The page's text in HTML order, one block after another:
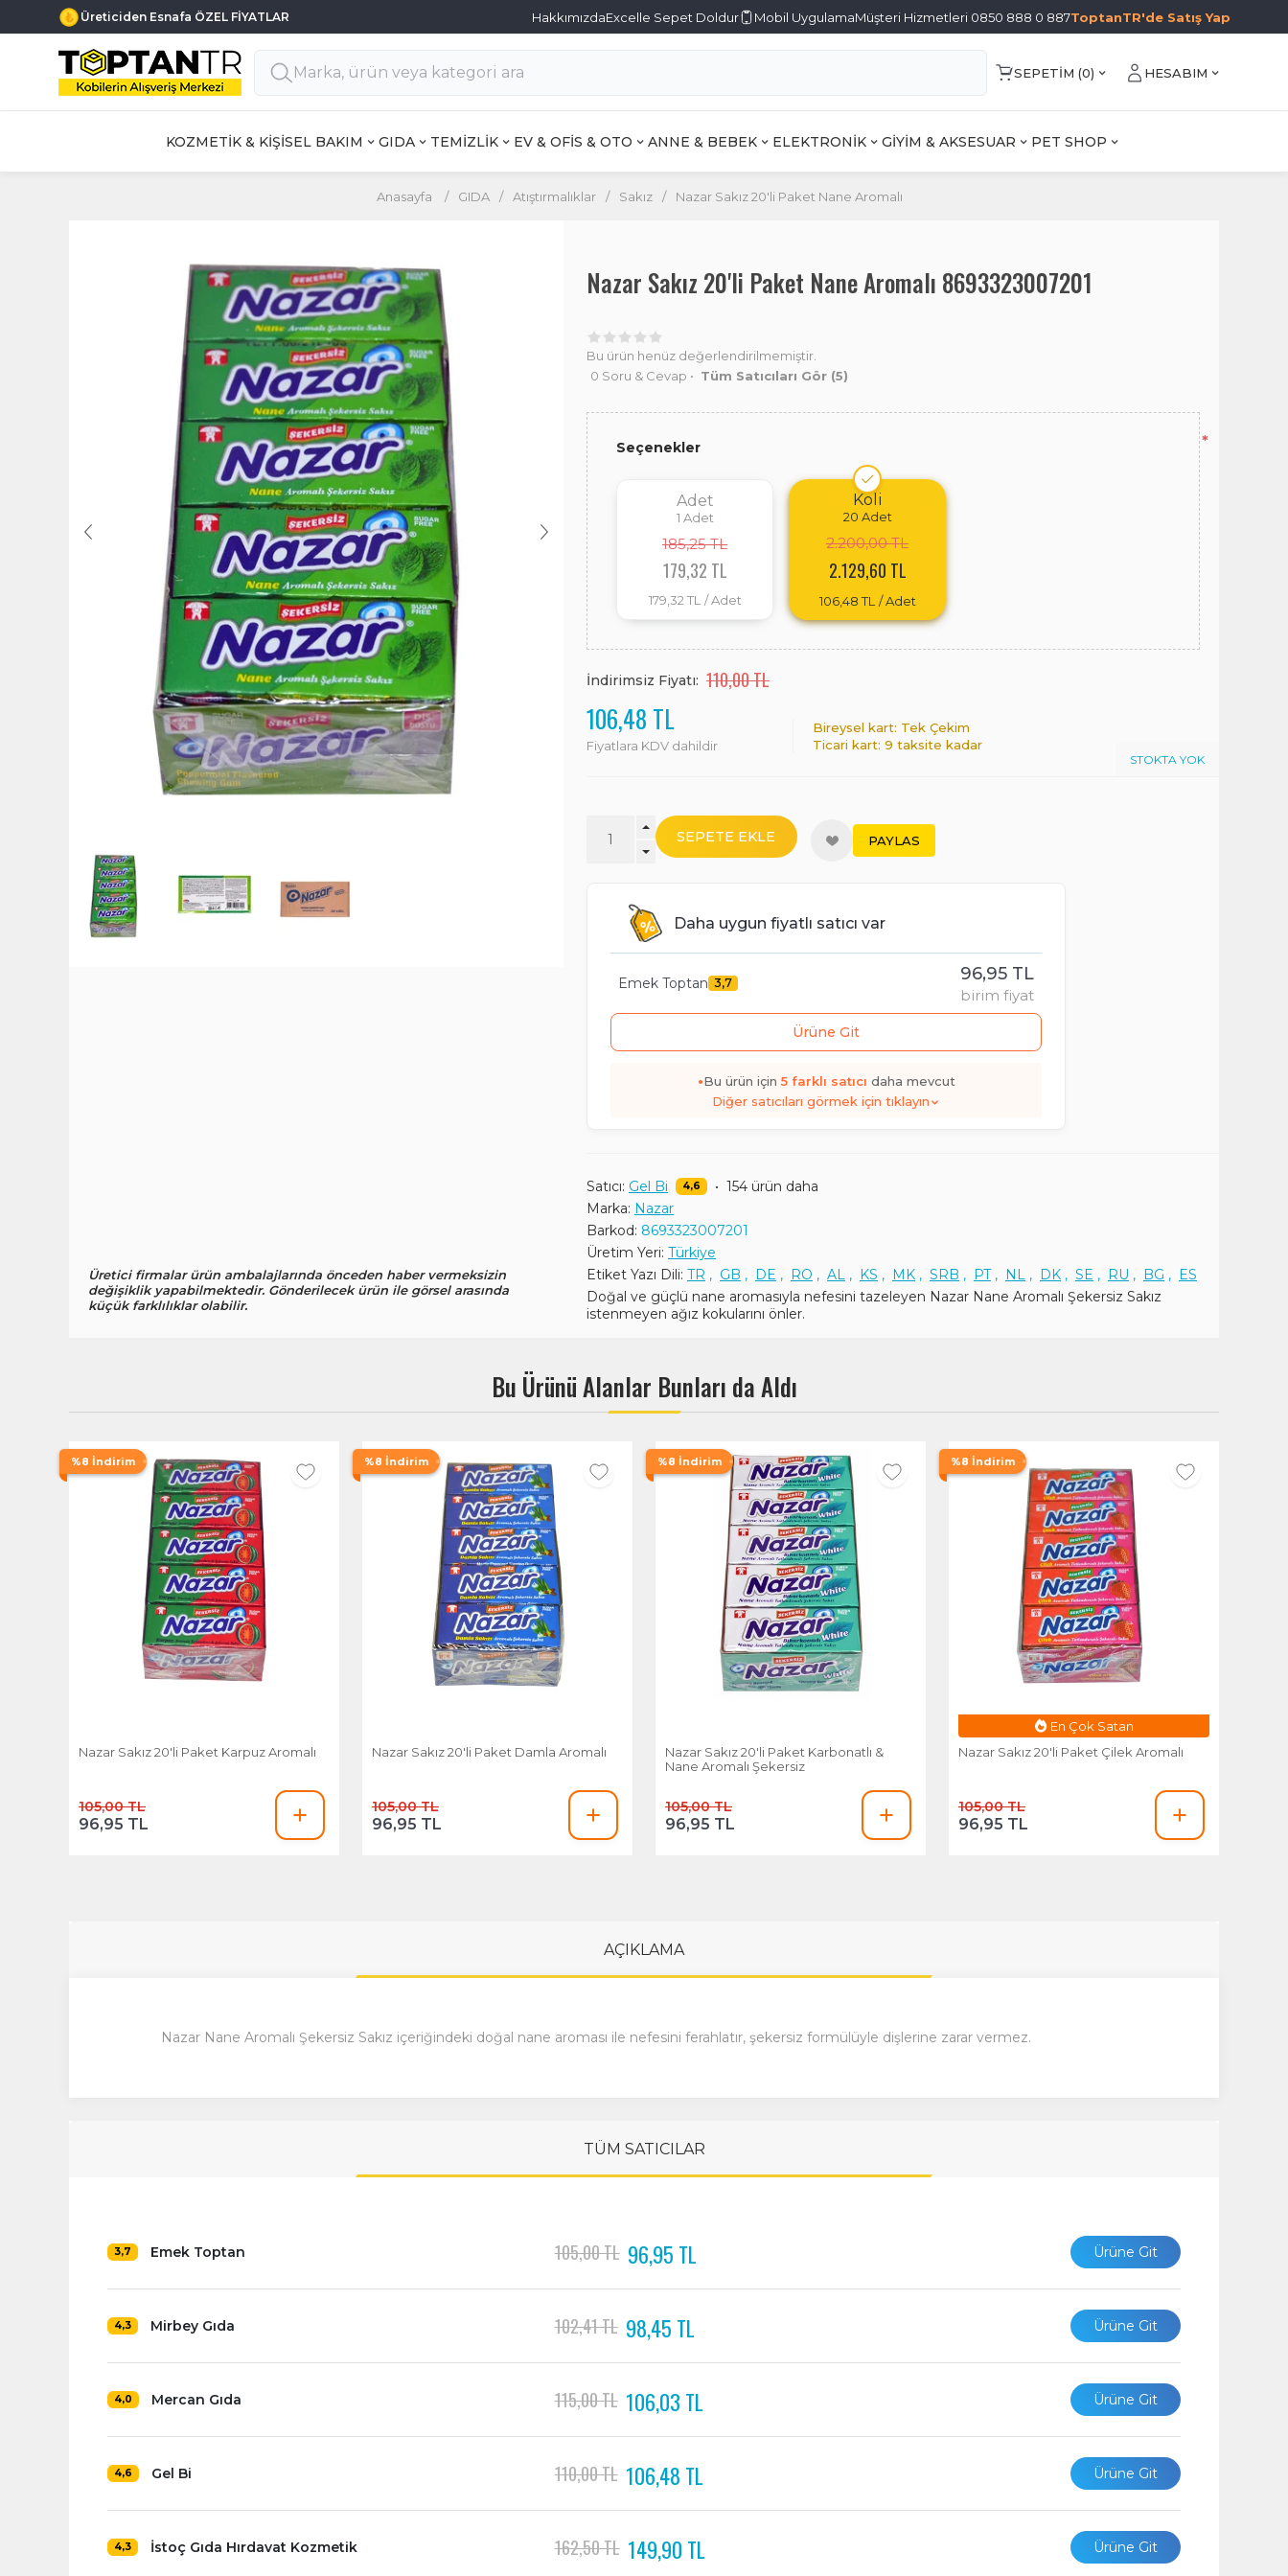
Üreticiden Esnafa ÖZEL FİYATLAR HakkımızdaExcelle Sepet Doldur Mobil UygulamaMüşteri Hizmetleri 0850 888 0 887ToptanTR'de Satış Yap
SEPETIM (0) HESABIM
KOZMETİK & KİŞİSEL BAKIM GIDA TEMİZLİK EV & OFİS & OTO ANNE & BEBEK ELEKTRONİK GİYİM & AKSESUAR PET SHOP
Anasayfa / GIDA / Atıştırmalıklar / Sakız / Nazar Sakız 20'li Paket Nane Aromalı
Üretici firmalar ürün ambalajlarında önceden haber vermeksizin
değişiklik yapabilmektedir. Gönderilecek ürün ile görsel arasında
küçük farklılıklar olabilir.
Nazar Sakız 20'li Paket Nane Aromalı 8693323007201
Bu ürün henüz değerlendirilmemiştir.
0 Soru & Cevap • Tüm Satıcıları Gör (5)
Seçenekler *
Adet
1 Adet
185,25 TL
179,32 TL
179,32 TL / Adet
Koli
20 Adet
2.200,00 TL
2.129,60 TL
106,48 TL / Adet
İndirimsiz Fiyatı: 110,00 TL
106,48 TL
Fiyatlara KDV dahildir
Bireysel kart: Tek Çekim
Ticari kart: 9 taksite kadar
STOKTA YOK
SEPETE EKLE PAYLAS
Daha uygun fiyatlı satıcı var
Emek Toptan 3,7 96,95 TL
birim fiyat
Ürüne Git
•Bu ürün için 5farklı satıcı daha mevcut
Diğer satıcıları görmek için tıklayın
Satıcı: Gel Bi 4,6 • 154 ürün daha
Marka: Nazar
Barkod: 8693323007201
Üretim Yeri: Türkiye
Etiket Yazı Dili: TR , GB , DE , RO , AL , KS , MK , SRB , PT, NL , DK , SE , RU , BG , ES
Doğal ve güçlü nane aromasıyla nefesini tazeleyen Nazar Nane Aromalı Şekersiz Sakız
istenmeyen ağız kokularını önler.
Bu Ürünü Alanlar Bunları da Aldı
%8 İndirim
Nazar Sakız 20'li Paket Karpuz Aromalı
105,00 TL
96,95 TL
%8 İndirim
Nazar Sakız 20'li Paket Damla Aromalı
105,00 TL
96,95 TL
%8 İndirim
Nazar Sakız 20'li Paket Karbonatlı &
Nane Aromalı Şekersiz
105,00 TL
96,95 TL
%8 İndirim
Esnafa Özel Fiyat
Nazar Sakız 20'li Paket Çilek Aromalı
105,00 TL
96,95 TL
AÇIKLAMA
Nazar Nane Aromalı Şekersiz Sakız içeriğindeki doğal nane aroması ile nefesini ferahlatır, şekersiz formülüyle dişlerine zarar vermez.
TÜM SATICILAR
3,7 Emek Toptan 105,00 TL 96,95 TL Ürüne Git
4,3 Mirbey Gıda 102,41 TL 98,45 TL Ürüne Git
4,0 Mercan Gıda 115,00 TL 106,03 TL Ürüne Git
4,6 Gel Bi 110,00 TL 106,48 TL Ürüne Git
4,3 İstoç Gıda Hırdavat Kozmetik 162,50 TL 149,90 TL Ürüne Git